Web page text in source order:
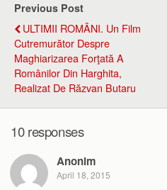
Previous Post
ULTIMII ROMÂNI. Un Film
Cutremurător Despre
Maghiarizarea Forţată A
Românilor Din Harghita,
Realizat De Răzvan Butaru
10 responses
Anonim
April 18, 2015